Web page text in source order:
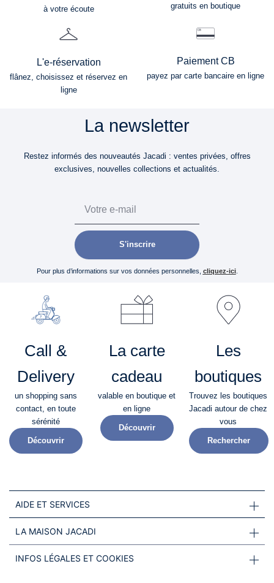
à votre écoute gratuits en boutique
L'e-réservation
flânez, choisissez et réservez en
ligne
Paiement CB
payez par carte bancaire en ligne
La newsletter
Restez informés des nouveautés Jacadi : ventes privées, offres
exclusives, nouvelles collections et actualités.
S'inscrire
Pour plus d’informations sur vos données personnelles, cliquez-ici.
Call &
Delivery
un shopping sans
contact, en toute
sérénité​
Découvrir
La carte
cadeau
valable en boutique et
en ligne
Découvrir
Les
boutiques
Trouvez les boutiques
Jacadi autour de chez
vous
Rechercher
AIDE ET SERVICES
LA MAISON JACADI
INFOS LÉGALES ET COOKIES